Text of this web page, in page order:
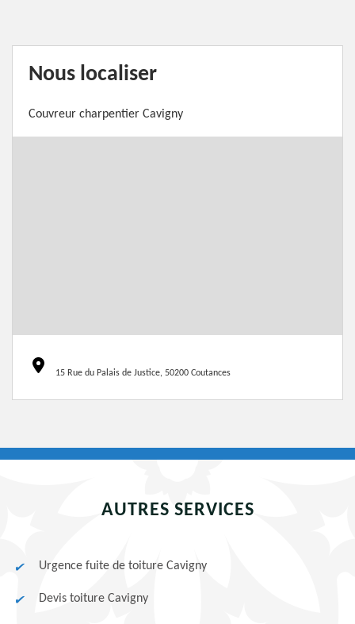
Nous localiser
Couvreur charpentier Cavigny
15 Rue du Palais de Justice, 50200 Coutances
AUTRES SERVICES
Urgence fuite de toiture Cavigny
Devis toiture Cavigny